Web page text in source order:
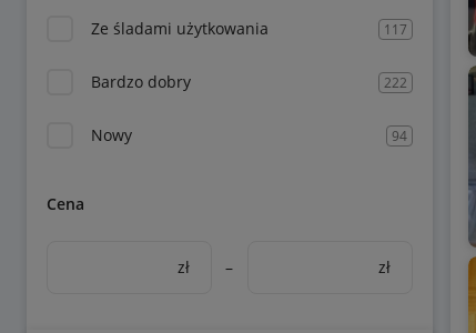
Ze śladami użytkowania 117
Bardzo dobry 222
Nowy 94
Cena
zł – zł